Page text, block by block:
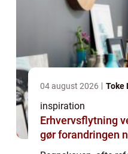
04 august 2026 Toke
inspiration
Erhvervsflytning
gør forandringen